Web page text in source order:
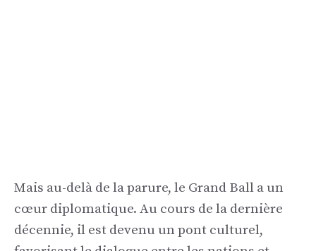
Mais au-delà de la parure, le Grand Ball a un
cœur diplomatique. Au cours de la dernière
décennie, il est devenu un pont culturel,